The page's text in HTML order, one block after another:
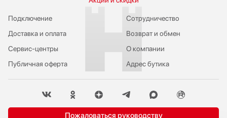
Подключение
Публичная оферта
Сервис-центры
Доставка и оплата
Сотрудничество
Возврат и обмен
О компании
Адрес бутика
Пожаловаться руководству